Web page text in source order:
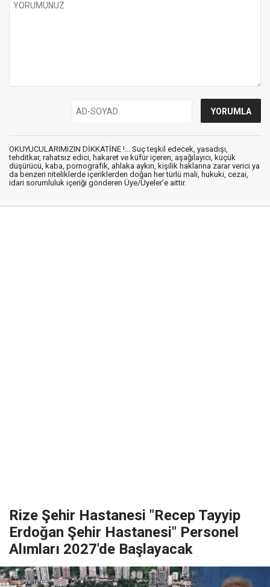
OKUYUCULARIMIZIN DİKKATİNE !... Suç teşkil edecek, yasadışı,
tehditkar, rahatsız edici, hakaret ve küfür içeren, aşağılayıcı, küçük
düşürücü, kaba, pornografik, ahlaka aykırı, kişilik haklarına zarar verici ya
da benzeri niteliklerde içeriklerden doğan her türlü mali, hukuki, cezai,
idari sorumluluk içeriği gönderen Üye/Üyeler’e aittir.
Rize Şehir Hastanesi "Recep Tayyip
Erdoğan Şehir Hastanesi" Personel
Alımları 2027'de Başlayacak